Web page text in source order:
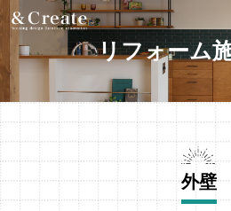
リフォーム
外壁